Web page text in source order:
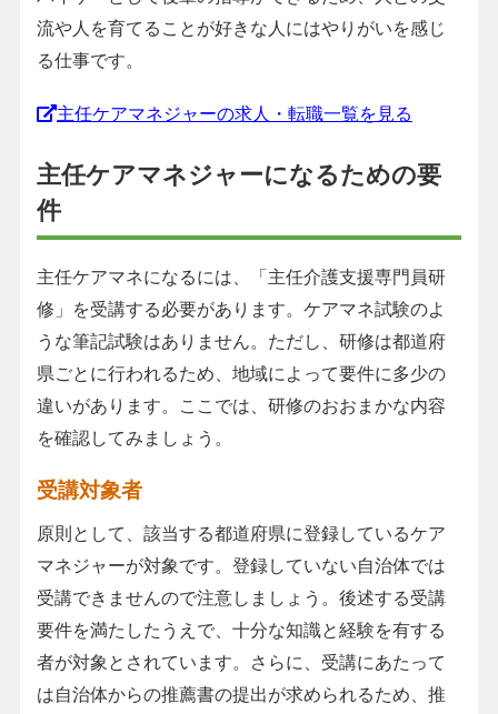
流や人を育てることが好きな人にはやりがいを感じ
る仕事です。
主任ケアマネジャーの求人・転職一覧を見る
主任ケアマネジャーになるための要
件
主任ケアマネになるには、「主任介護支援専門員研
修」を受講する必要があります。ケアマネ試験のよ
うな筆記試験はありません。ただし、研修は都道府
県ごとに行われるため、地域によって要件に多少の
違いがあります。ここでは、研修のおおまかな内容
を確認してみましょう。
受講対象者
原則として、該当する都道府県に登録しているケア
マネジャーが対象です。登録していない自治体では
受講できませんので注意しましょう。後述する受講
要件を満たしたうえで、十分な知識と経験を有する
者が対象とされています。さらに、受講にあたって
は自治体からの推薦書の提出が求められるため、推